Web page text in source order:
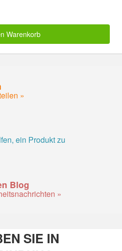
Warenkorb
»
ein Produkt zu
Blog
»
SIE IN